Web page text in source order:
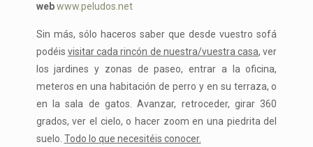
web www.peludos.net
Sin más, sólo haceros saber que desde vuestro sofá
podéis visitar cada rincón de nuestra/vuestra casa, ver
los jardines y zonas de paseo, entrar a la oficina,
meteros en una habitación de perro y en su terraza, o
en la sala de gatos. Avanzar, retroceder, girar 360
grados, ver el cielo, o hacer zoom en una piedrita del
suelo. Todo lo que necesitéis conocer.